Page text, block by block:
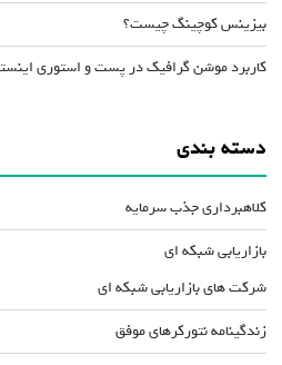
بیزینس کوچینگ چیست؟
کاربرد موشن گرافیک در پست و استوری
دسته بندی
کلاهبرداری جذب سرمایه
بازاریابی شبکه ای
شرکت های بازاریابی شبکه ای
زندگینامه نتورکرهای موفق